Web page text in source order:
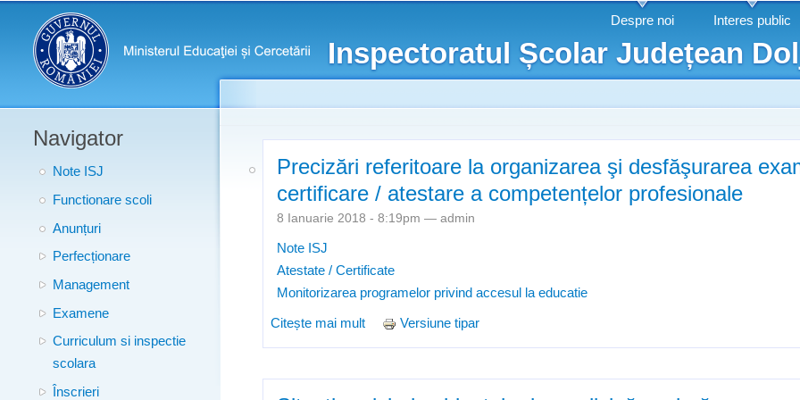
principal
Inspectoratul Școlar Județean
Meniu principal Despre noi Interes public
Navigator
Note ISJ
Functionare scoli
Anunțuri
Perfecționare
Management
Examene
Curriculum si inspectie
scolara
Înscrieri
Precizări referitoare la organizarea şi desfăşurarea
certificare / atestare a competențelor profesionale
8 Ianuarie 2018 - 8:19pm —admin
Note ISJ
Atestate / Certificate
Monitorizarea programelor privind accesul la educatie
Citește mai mult
despre Precizări referitoare la organizarea şi desfăşurarea examenelor de
competențelor profesionale
Versiune tipar